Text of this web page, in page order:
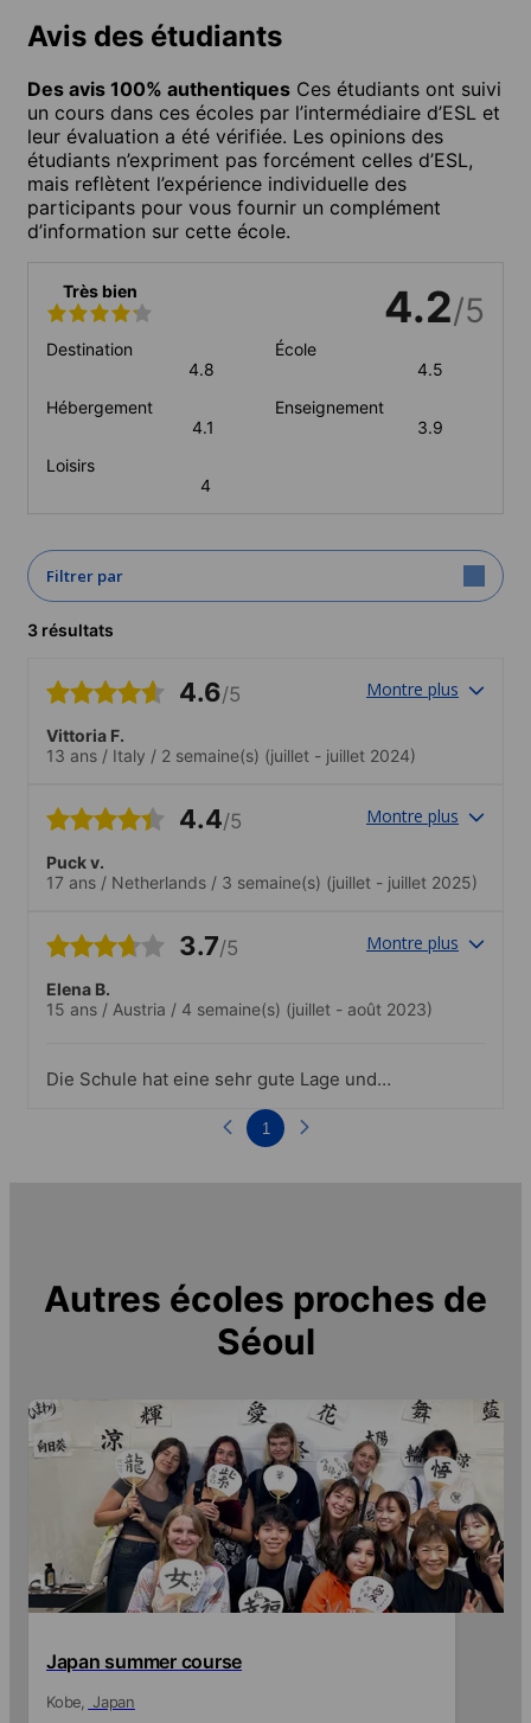
Avis des étudiants
Des avis 100% authentiques Ces étudiants ont suivi
un cours dans ces écoles par l’intermédiaire d’ESL et
leur évaluation a été vérifiée. Les opinions des
étudiants n’expriment pas forcément celles d’ESL,
mais reflètent l’expérience individuelle des
participants pour vous fournir un complément
d’information sur cette école.
Très bien 4.2/5
Destination
4.8
École
4.5
Hébergement
4.1
Enseignement
3.9
Loisirs
4
Filtrer par
3 résultats
4.6/5 Montre plus
Vittoria F.
13 ans / Italy / 2 semaine(s) (juillet - juillet 2024)
4.4/5 Montre plus
Puck v.
17 ans / Netherlands / 3 semaine(s) (juillet - juillet 2025)
3.7/5 Montre plus
Elena B.
15 ans / Austria / 4 semaine(s) (juillet - août 2023)
Die Schule hat eine sehr gute Lage und
Schulgebäude ist gut klimatisiert und
schön eingerichtet nur die Klassenräume
1
Autres écoles proches de
Séoul
Japan summer course
Kobe Japan